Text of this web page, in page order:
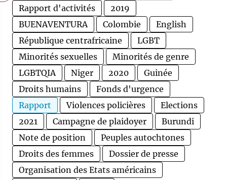
Rapport d'activités
2019
BUENAVENTURA
Colombie
English
République centrafricaine
LGBT
Minorités sexuelles
Minorités de genre
LGBTQIA
Niger 2020
Guinée
Droits humains
Fonds d'urgence
Rapport
Violences policières
Elections
2021
Campagne de plaidoyer
Burundi
Note de position
Peuples autochtones
Droits des femmes
Dossier de presse
Organisation des Etats américains